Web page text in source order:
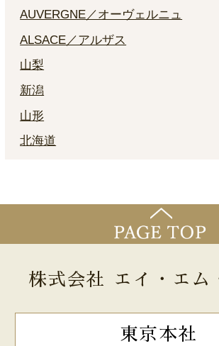
AUVERGNE／オーヴェルニュ
ALSACE／アルザス
山梨
新潟
山形
北海道
株式会社 エイ・エム
東京本社